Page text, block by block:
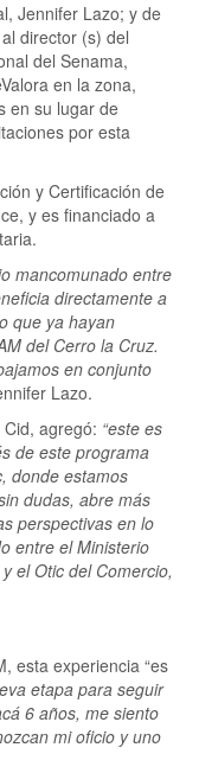
Jennifer Lazo; y de
director (s) del
del Senama,
en la zona,
en su lugar de
por esta
y Certificación de
y es financiado a
mancomunado entre
directamente a
que ya hayan
del Cerro la Cruz.
en conjunto
Lazo.
agregó: “este es
de este programa
donde estamos
dudas, abre más
perspectivas en lo
entre el Ministerio
el Otic del Comercio,
esta experiencia “es
etapa para seguir
6 años, me siento
mi oficio y uno